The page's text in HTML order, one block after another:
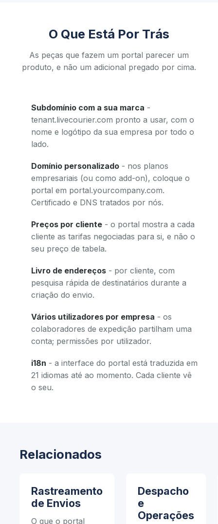
O Que Está Por Trás
As peças que fazem um portal parecer um
produto, e não um adicional pregado por cima.
Subdomínio com a sua marca -
tenant.livecourier.com pronto a usar, com o
nome e logótipo da sua empresa por todo o
lado.
Domínio personalizado - nos planos
empresariais (ou como add-on), coloque o
portal em portal.yourcompany.com.
Certificado e DNS tratados por nós.
Preços por cliente - o portal mostra a cada
cliente as tarifas negociadas para si, e não o
seu preço de tabela.
Livro de endereços - por cliente, com
pesquisa rápida de destinatários durante a
criação do envio.
Vários utilizadores por empresa - os
colaboradores de expedição partilham uma
conta; permissões por utilizador.
i18n - a interface do portal está traduzida em
21 idiomas até ao momento. Cada cliente vê
o seu.
Relacionados
Rastreamento
de Envios
O que o portal
Despacho
e
Operações